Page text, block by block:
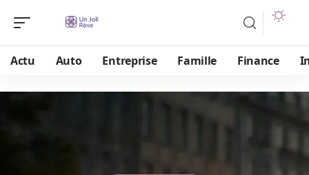
Actu Auto Entreprise Famille Finance